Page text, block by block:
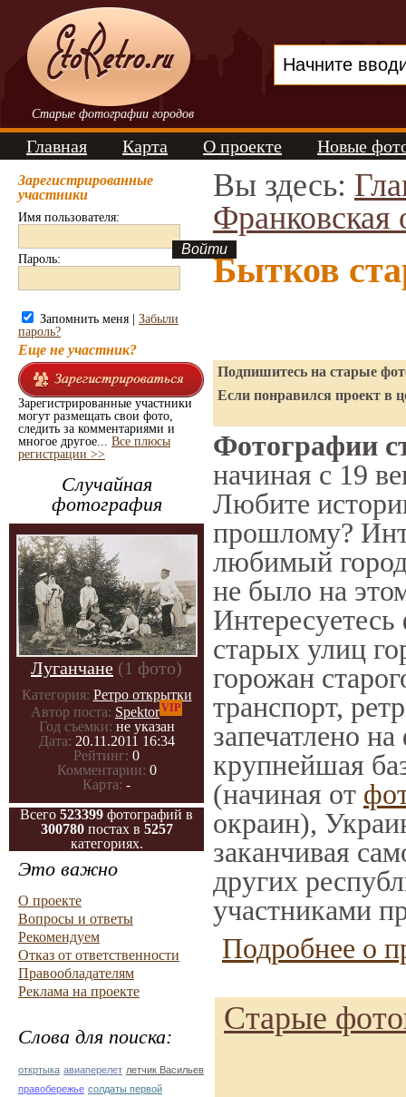
Старые фотографии городов
Главная Карта О проекте Новые
Зарегистрированные
участники
Имя пользователя:
Пароль:
Запомнить меня | Забыли
пароль?
Еще не участник?
Зарегистрированные участники
могут размещать свои фото,
следить за комментариями и
многое другое... Все плюсы
регистрации >>
Случайная
фотография
Луганчане (1 фото)
Категория: Ретро открытки
Автор поста: SpektorVIP
Год съемки: не указан
Дата: 20.11.2011 16:34
Рейтинг: 0
Комментарии: 0
Карта: -
Всего 523399 фотографий в
300780постах в 5257
категориях.
Это важно
О проекте
Вопросы и ответы
Рекомендуем
Отказ от ответственности
Правообладателям
Реклама на проекте
Слова для поиска:
откртыка авиаперелет летчик Васильев
правобережье солдаты первой
Вы здесь:
Франковская
Бытков
Подпишитесь на старые
Если понравился проект в
Фотографии
начиная с 19
Любите
прошлому?
любимый
не было на
Интересуетесь
старых улиц
горожан
транспорт,
запечатлено
крупнейшая
(начиная от
окраин),
заканчивая
других
участниками
Подробнее о
Старые